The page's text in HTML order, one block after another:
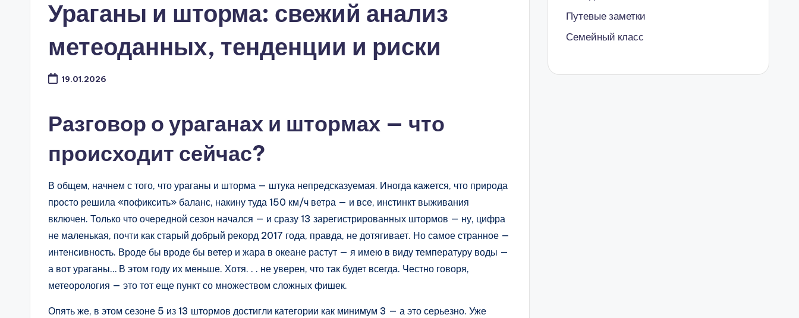
Ураганы и шторма: свежий анализ
метеоданных, тенденции и риски
19.01.2026
Разговор о ураганах и штормах — что
происходит сейчас?
В общем, начнем с того, что ураганы и шторма — штука непредсказуемая. Иногда кажется, что природа
просто решила «пофиксить» баланс, накину туда 150 км/ч ветра — и все, инстинкт выживания
включен. Только что очередной сезон начался — и сразу 13 зарегистрированных штормов — ну, цифра
не маленькая, почти как старый добрый рекорд 2017 года, правда, не дотягивает. Но самое странное —
интенсивность. Вроде бы вроде бы ветер и жара в океане растут — я имею в виду температуру воды —
а вот ураганы… В этом году их меньше. Хотя. . . не уверен, что так будет всегда. Честно говоря,
метеорология — это тот еще пункт со множеством сложных фишек.
Опять же, в этом сезоне 5 из 13 штормов достигли категории как минимум 3 — а это серьезно. Уже
Путевые заметки
Семейный класс